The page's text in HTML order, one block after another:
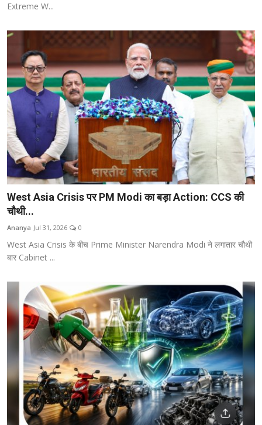
Extreme W...
West Asia Crisis पर PM Modi का बड़ा Action: CCS की
चौथी...
Ananya Jul 31, 2026 0
West Asia Crisis के बीच Prime Minister Narendra Modi ने लगातार चौथी
बार Cabinet ...